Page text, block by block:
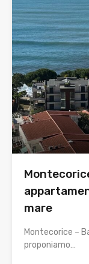
mare
Montecorice –
proponiamo…